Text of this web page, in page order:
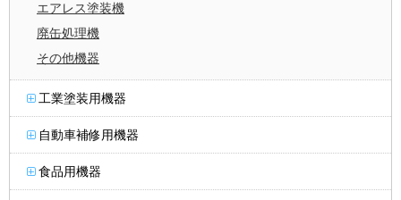
エアレス塗装機
廃缶処理機
その他機器
工業塗装用機器
自動車補修用機器
食品用機器